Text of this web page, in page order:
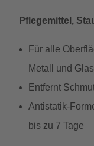
Pflegemittel,
Für alle
Metall und Glas
Entfernt
Antistatik-
bis zu 7 Tage